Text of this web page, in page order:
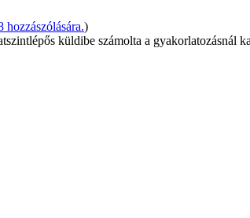
)
küldibe számolta a gyakorlatozásnál